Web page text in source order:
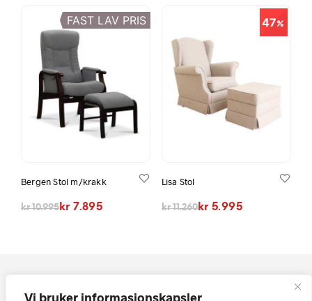
Vi bruker informasjonskapsler
FAST LAV PRIS
Bergen Stol m/krakk
kr10.995
Opprinnelig pris var: kr 10.995.
kr 7.895
Nåværende pris er: kr 7.895.
47
Lisa Stol
kr11.260
Opprinnelig pris var: kr 11.260.
kr 5.995
Nåværende pris er: kr 5.995.